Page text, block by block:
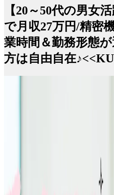
【20～50代の男女
で月収27万円/精密
業時間＆勤務形態
方は自由自在